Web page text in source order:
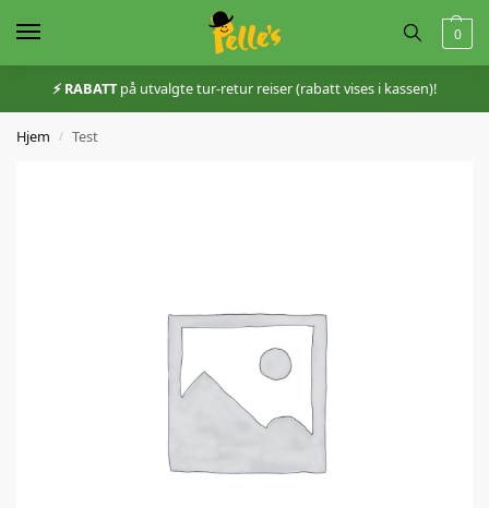
0
⚡️ RABATTpå utvalgte tur-retur reiser (rabatt vises i kassen)!
Hjem / Test